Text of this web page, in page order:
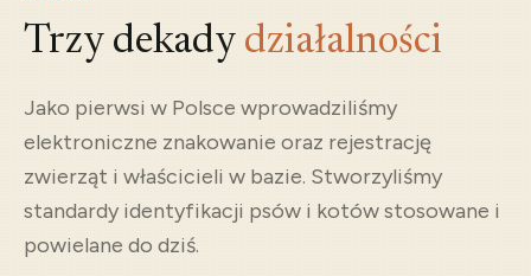
Trzy dekady działalności
Jako pierwsi w Polsce wprowadziliśmy
elektroniczne znakowanie oraz rejestrację
zwierząt i właścicieli w bazie. Stworzyliśmy
standardy identyfikacji psów i kotów stosowane i
powielane do dziś.
1997
Spotkanie w Brukseli
Nasi przedstawiciele spotykają się z innymi bazami, aby
zawiązać porozumienie.